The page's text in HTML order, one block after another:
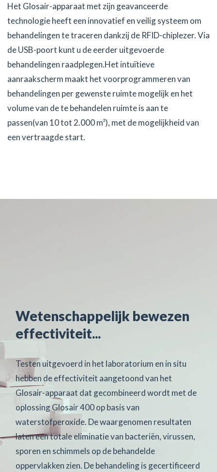
Het Glosair-apparaat met zijn geavanceerde
technologie heeft een innovatief en veilig systeem om
behandelingen te traceren dankzij de RFID-chiplezer. Via
de USB-poort kunt u de eerder uitgevoerde
behandelingen raadplegen.Het intuïtieve
aanraakscherm maakt het voorprogrammeren van
behandelingen per gewenste ruimte mogelijk en het
volume van de te behandelen ruimte is aan te
passen(van 10 tot 2.000 m³), met de mogelijkheid van
een vertraagde start.
Wetenschappelijk bewezen
effectiviteit...
Testen uitgevoerd in het laboratorium en in situ
hebben de effectiviteit aangetoond van het
Glosair-apparaat dat gecombineerd wordt met de
oplossing Glosair 400 op basis van
waterstofperoxide. De waargenomen resultaten
laten een totale eliminatie van bacteriën, virussen,
sporen en schimmels op de behandelde
oppervlakken zien. De behandeling is gecertificeerd